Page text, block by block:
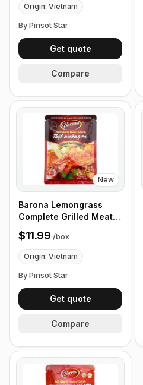
Origin: Vietnam
By Pinsot Star
Get quote
Compare
New
Barona Lemongrass
Complete Grilled Meat
Seasoning Sauce, 80g -
Box of 24 Packets
$11.99 /box
Origin: Vietnam
By Pinsot Star
Get quote
Compare